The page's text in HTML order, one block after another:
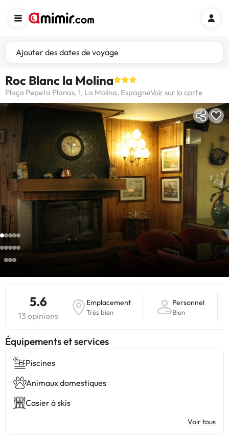
Ajouter des dates de voyage
Roc Blanc la Molina
Plaça Pepeta Planas, 1, La Molina, EspagneVoir sur la carte
5.6
13 opinions
Emplacement
Très bien
Personnel
Bien
​Équipements et services
Piscines
Animaux domestiques
Casier à skis
Voir tous